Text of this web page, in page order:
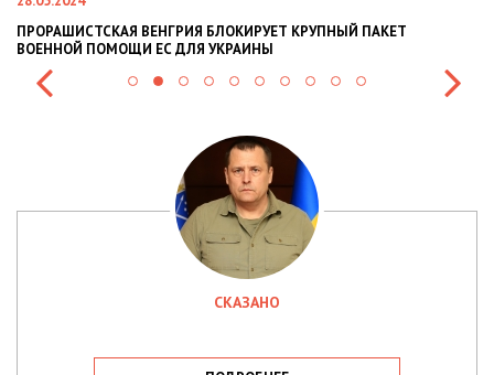
ПРОРАШИСТСКАЯ ВЕНГРИЯ БЛОКИРУЕТ КРУПНЫЙ ПАКЕТ
ВОЕННОЙ ПОМОЩИ ЕС ДЛЯ УКРАИНЫ
СКАЗАНО